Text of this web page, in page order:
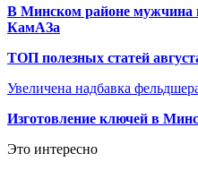
В Минском районе мужчина
КамАЗа
ТОП полезных статей
Увеличена надбавка
Изготовление ключей в
Это интересно